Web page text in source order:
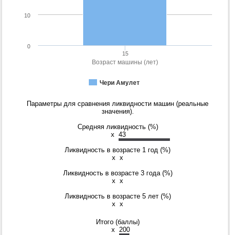
Возраст машины (лет)
Чери Амулет
15
0
10
Параметры для сравнения ликвидности машин (реальные
значения).
Средняя ликвидность (%)
x 43
Ликвидность в возрасте 1 год (%)
x x
Ликвидность в возрасте 3 года (%)
x x
Ликвидность в возрасте 5 лет (%)
x x
Итого (баллы)
x
200